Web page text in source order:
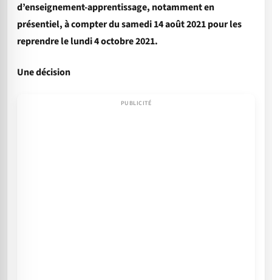
d’enseignement-apprentissage, notamment en
présentiel, à compter du samedi 14 août 2021 pour les
reprendre le lundi 4 octobre 2021.
Une décision